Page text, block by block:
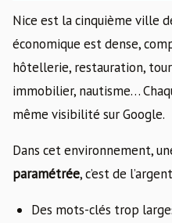
Nice est la cinquième ville
économique est dense,
hôtellerie, restauration,
immobilier, nautisme…
même visibilité sur Google.
Dans cet environnement,
paramétrée, c’est de
Des mots-clés trop